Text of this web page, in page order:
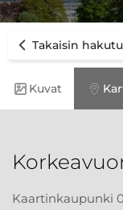
Takaisin
Kuvat
Kaartinkaupunki